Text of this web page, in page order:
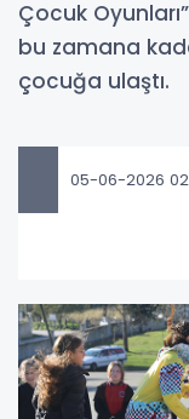
Çocuk
bu zamana
çocuğa ulaştı.
05-06-2026